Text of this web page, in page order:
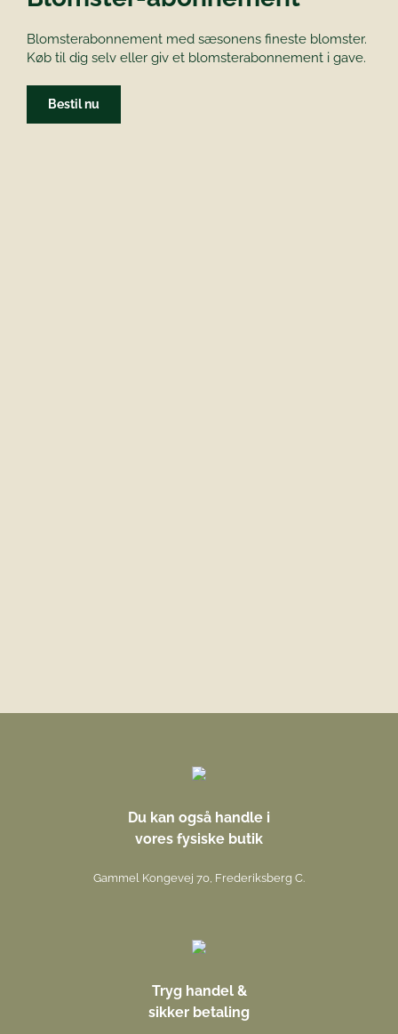
Blomsterabonnement med sæsonens fineste blomster.
Køb til dig selv eller giv et blomsterabonnement i gave.
Bestil nu
Du kan også handle i
vores fysiske butik
Gammel Kongevej 70, Frederiksberg C.
Tryg handel &
sikker betaling